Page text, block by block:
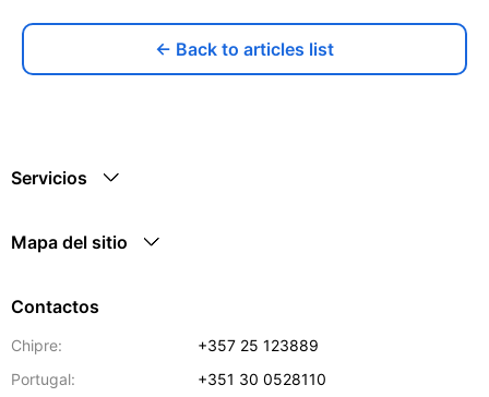
← Back to articles list
Servicios
Mapa del sitio
Contactos
Chipre:
+357 25 123889
Portugal:
+351 30 0528110